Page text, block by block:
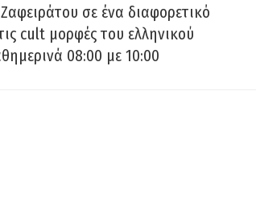
σε ένα διαφορετικό
cult μορφές του ελληνικού
08:00 με 10:00